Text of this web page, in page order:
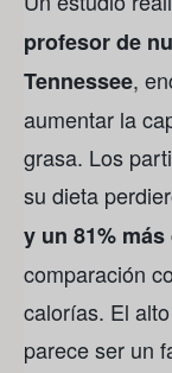
profesor de
Tennessee,
aumentar la
grasa. Los
su dieta
y un 81%
comparación
calorías. El
parece ser un